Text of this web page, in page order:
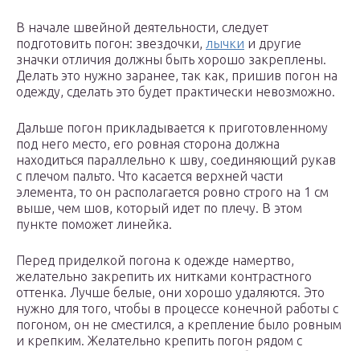
В начале швейной деятельности, следует
подготовить погон: звездочки, лычки и другие
значки отличия должны быть хорошо закреплены.
Делать это нужно заранее, так как, пришив погон на
одежду, сделать это будет практически невозможно.
Дальше погон прикладывается к приготовленному
под него место, его ровная сторона должна
находиться параллельно к шву, соединяющий рукав
с плечом пальто. Что касается верхней части
элемента, то он располагается ровно строго на 1 см
выше, чем шов, который идет по плечу. В этом
пункте поможет линейка.
Перед приделкой погона к одежде намертво,
желательно закрепить их нитками контрастного
оттенка. Лучше белые, они хорошо удаляются. Это
нужно для того, чтобы в процессе конечной работы с
погоном, он не сместился, а крепление было ровным
и крепким. Желательно крепить погон рядом с